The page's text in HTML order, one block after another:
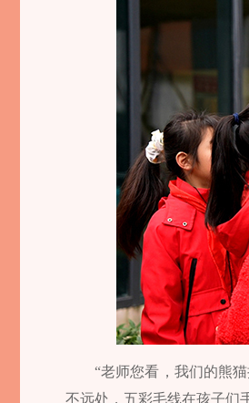
“老师您看，我们的熊
不远处，五彩毛线在孩子们